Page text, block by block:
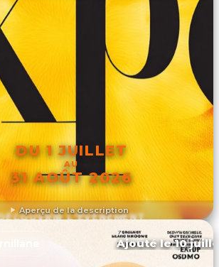
Aperçu de la description
DU 1 JUILLET
AU
31 AOÛT 2026
L'ÉVÉNEMENT
Ajouté le 10